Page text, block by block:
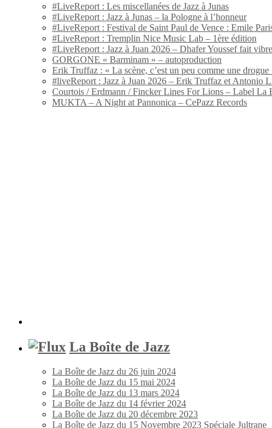
#LiveReport : Les miscellanées de Jazz à Junas
#LiveReport : Jazz à Junas – la Pologne à l’honneur
#LiveReport : Festival de Saint Paul de Vence : Emile
#LiveReport : Tremplin Nice Music Lab – 1ère édition
#LiveReport : Jazz à Juan 2026 – Dhafer Youssef fait
GORGONE « Barminam » – autoproduction
Erik Truffaz : « La scène, c’est un peu comme une drogue
#liveReport : Jazz à Juan 2026 – Erik Truffaz et Antonio
Courtois / Erdmann / Fincker Lines For Lions – Label La
MUKTA – A Night at Pannonica – CePazz Records
La Boîte de Jazz
La Boîte de Jazz du 26 juin 2024
La Boîte de Jazz du 15 mai 2024
La Boîte de Jazz du 13 mars 2024
La Boîte de Jazz du 14 février 2024
La Boîte de Jazz du 20 décembre 2023
La Boîte de Jazz du 15 Novembre 2023 Spéciale Jultrane